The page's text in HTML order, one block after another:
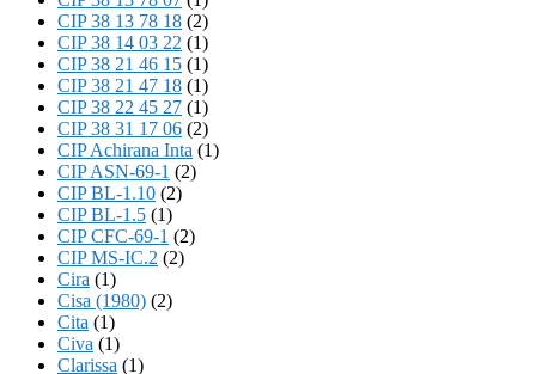
CIP 38 13 78 18 (2)
CIP 38 14 03 22 (1)
CIP 38 21 46 15 (1)
CIP 38 21 47 18 (1)
CIP 38 22 45 27 (1)
CIP 38 31 17 06 (2)
CIP Achirana Inta (1)
CIP ASN-69-1 (2)
CIP BL-1.10 (2)
CIP BL-1.5 (1)
CIP CFC-69-1 (2)
CIP MS-IC.2 (2)
Cira (1)
Cisa (1980) (2)
Cita (1)
Civa (1)
Clarissa (1)